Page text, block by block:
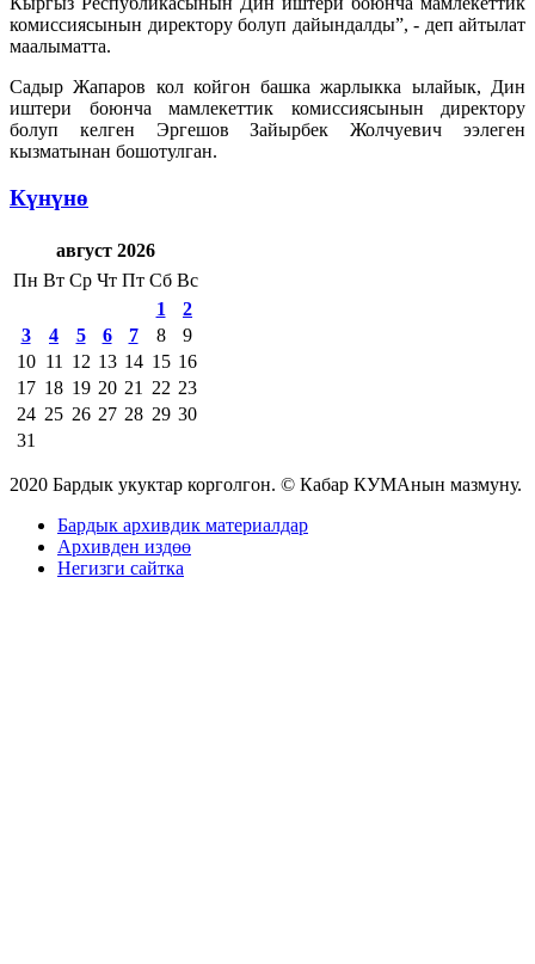
комиссиясынын директору болуп дайындалды”, - деп айтылат
маалыматта.
Садыр Жапаров кол койгон башка жарлыкка ылайык, Дин
иштери боюнча мамлекеттик комиссиясынын директору
болуп келген Эргешов Зайырбек Жолчуевич ээлеген
кызматынан бошотулган.
Күнүнө
август 2026
Пн Вт Ср Чт Пт Сб Вс
1
2
3
4 5 6 7 8
9
10 11 12 13 14 15 16
17 18 19 20 21 22 23
24 25 26 27 28 29 30
31
2020 Бардык укуктар корголгон. © Кабар КУМАнын мазмуну.
Бардык архивдик материалдар
Архивден издөө
Негизги сайтка